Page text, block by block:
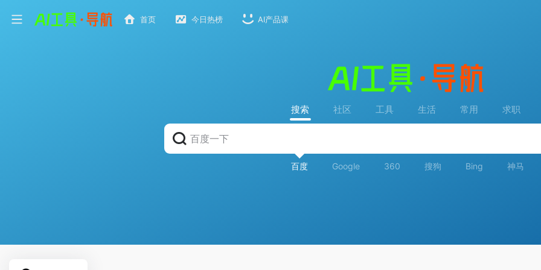
首页 今日热榜 AI产品课
搜索 社区 工具 生活 常用 求职
百度 Google 360 搜狗 Bing 神马